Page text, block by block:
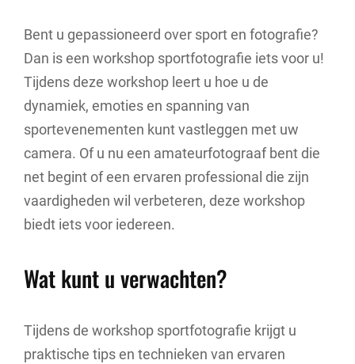
Bent u gepassioneerd over sport en fotografie?
Dan is een workshop sportfotografie iets voor u!
Tijdens deze workshop leert u hoe u de
dynamiek, emoties en spanning van
sportevenementen kunt vastleggen met uw
camera. Of u nu een amateurfotograaf bent die
net begint of een ervaren professional die zijn
vaardigheden wil verbeteren, deze workshop
biedt iets voor iedereen.
Wat kunt u verwachten?
Tijdens de workshop sportfotografie krijgt u
praktische tips en technieken van ervaren